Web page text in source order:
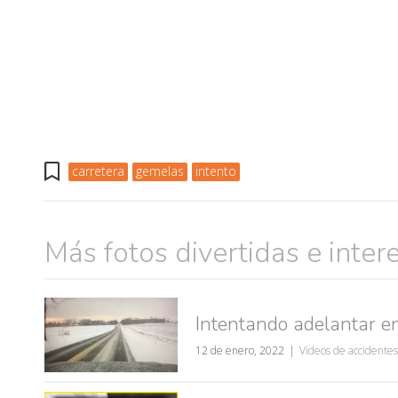
carretera gemelas intento
Más fotos divertidas e
Intentando adelantar
12 de enero, 2022 Videos de accidentes